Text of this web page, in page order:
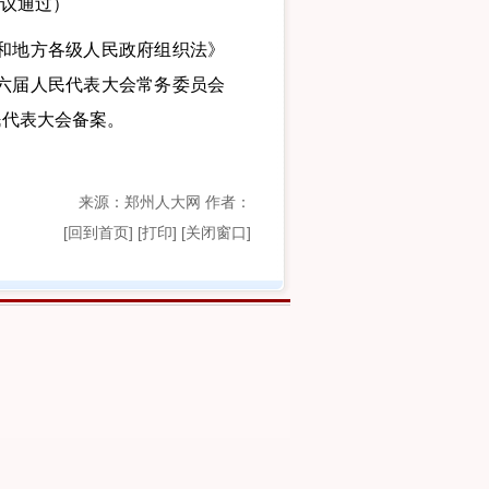
通过）
方各级人民政府组织法》
届人民代表大会常务委员会
表大会备案。
来源：郑州人大网 作者：
[回到首页] [打印] [关闭窗口]